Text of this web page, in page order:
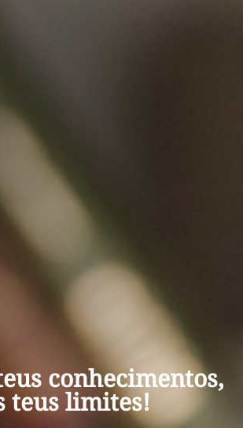
conhecimentos,
teus limites!